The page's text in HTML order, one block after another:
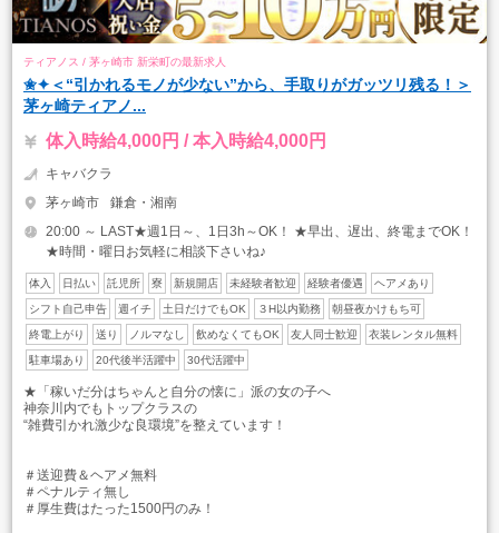
ティアノス / 茅ヶ崎市 新栄町の最新求人
✬✦＜“引かれるモノが少ない”から、手取りがガッツリ残る！＞
茅ヶ崎ティアノ...
体入時給4,000円 / 本入時給4,000円
キャバクラ
茅ヶ崎市
鎌倉・湘南
20:00 ～ LAST★週1日～、1日3h～OK！ ★早出、遅出、終電までOK！
★時間・曜日お気軽に相談下さいね♪
体入 日払い 託児所 寮 新規開店 未経験者歓迎 経験者優遇 ヘアメあり
シフト自己申告 週イチ 土日だけでもOK ３H以内勤務 朝昼夜かけもち可
終電上がり 送り ノルマなし 飲めなくてもOK 友人同士歓迎 衣装レンタル無料
駐車場あり 20代後半活躍中 30代活躍中
★「稼いだ分はちゃんと自分の懐に」派の女の子へ
神奈川内でもトップクラスの
“雑費引かれ激少な良環境”を整えています！
＃送迎費＆ヘアメ無料
＃ペナルティ無し
＃厚生費はたった1500円のみ！